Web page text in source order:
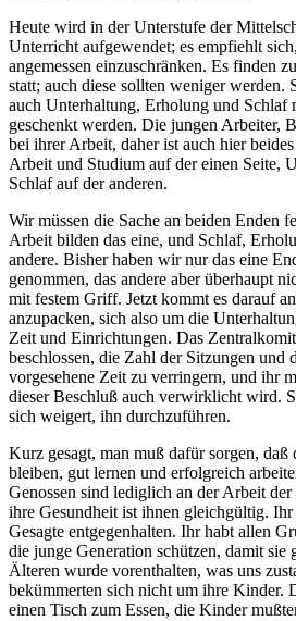
Heute wird in der Unterstufe der
Unterricht aufgewendet; es empfiehlt
ange­messen einzuschränken. Es finden
statt; auch diese sollten weniger werden.
auch Unterhaltung, Erholung und Schlaf
ge­schenkt werden. Die jungen Arbeiter,
bei ihrer Arbeit, daher ist auch hier
Arbeit und Studium auf der einen Seite,
Schlaf auf der anderen.
Wir müssen die Sache an beiden Enden
Arbeit bilden das eine, und Schlaf,
andere. Bisher haben wir nur das eine
genommen, das andere aber überhaupt
mit festem Griff. Jetzt kommt es darauf
anzupacken, sich also um die
Zeit und Einrichtungen. Das
beschlossen, die Zahl der Sitzungen und
vorgesehene Zeit zu verringern, und ihr
dieser Beschluß auch verwirklicht wird.
sich weigert, ihn durchzuführen.
Kurz gesagt, man muß dafür sorgen, daß
bleiben, gut lernen und erfolgreich
Genossen sind lediglich an der Arbeit der
ihre Gesundheit ist ihnen gleichgültig.
Gesagte entgegenhalten. Ihr habt allen
die junge Generation schützen, damit sie
Älteren wurde vorenthalten, was uns
bekümmerten sich nicht um ihre Kinder.
einen Tisch zum Essen, die Kinder